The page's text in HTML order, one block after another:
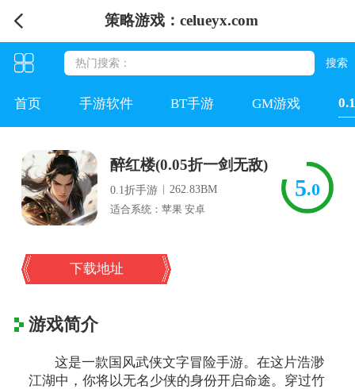
策略游戏：celueyx.com
首页 手游软件 BT手游 GM游戏
醉红楼(0.05折一剑无敌)
0.1折手游 | 262.83BM
适合系统：苹果 安卓
5.0
下载地址
游戏简介
这是一款国风武侠文字冒险手游。在这片浩渺
江湖中，你将以无名少侠的身份开启命途。穿过竹